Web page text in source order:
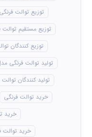
توزیع توالت فرنگی
توزیع مستقیم توالت
توزیع کنندگان
تولید توالت فرنگی
تولید کنندگان
خرید توالت فرنگی
خرید
خرید توالت